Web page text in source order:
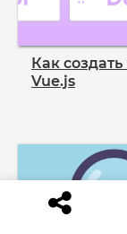
Как
Vue.js